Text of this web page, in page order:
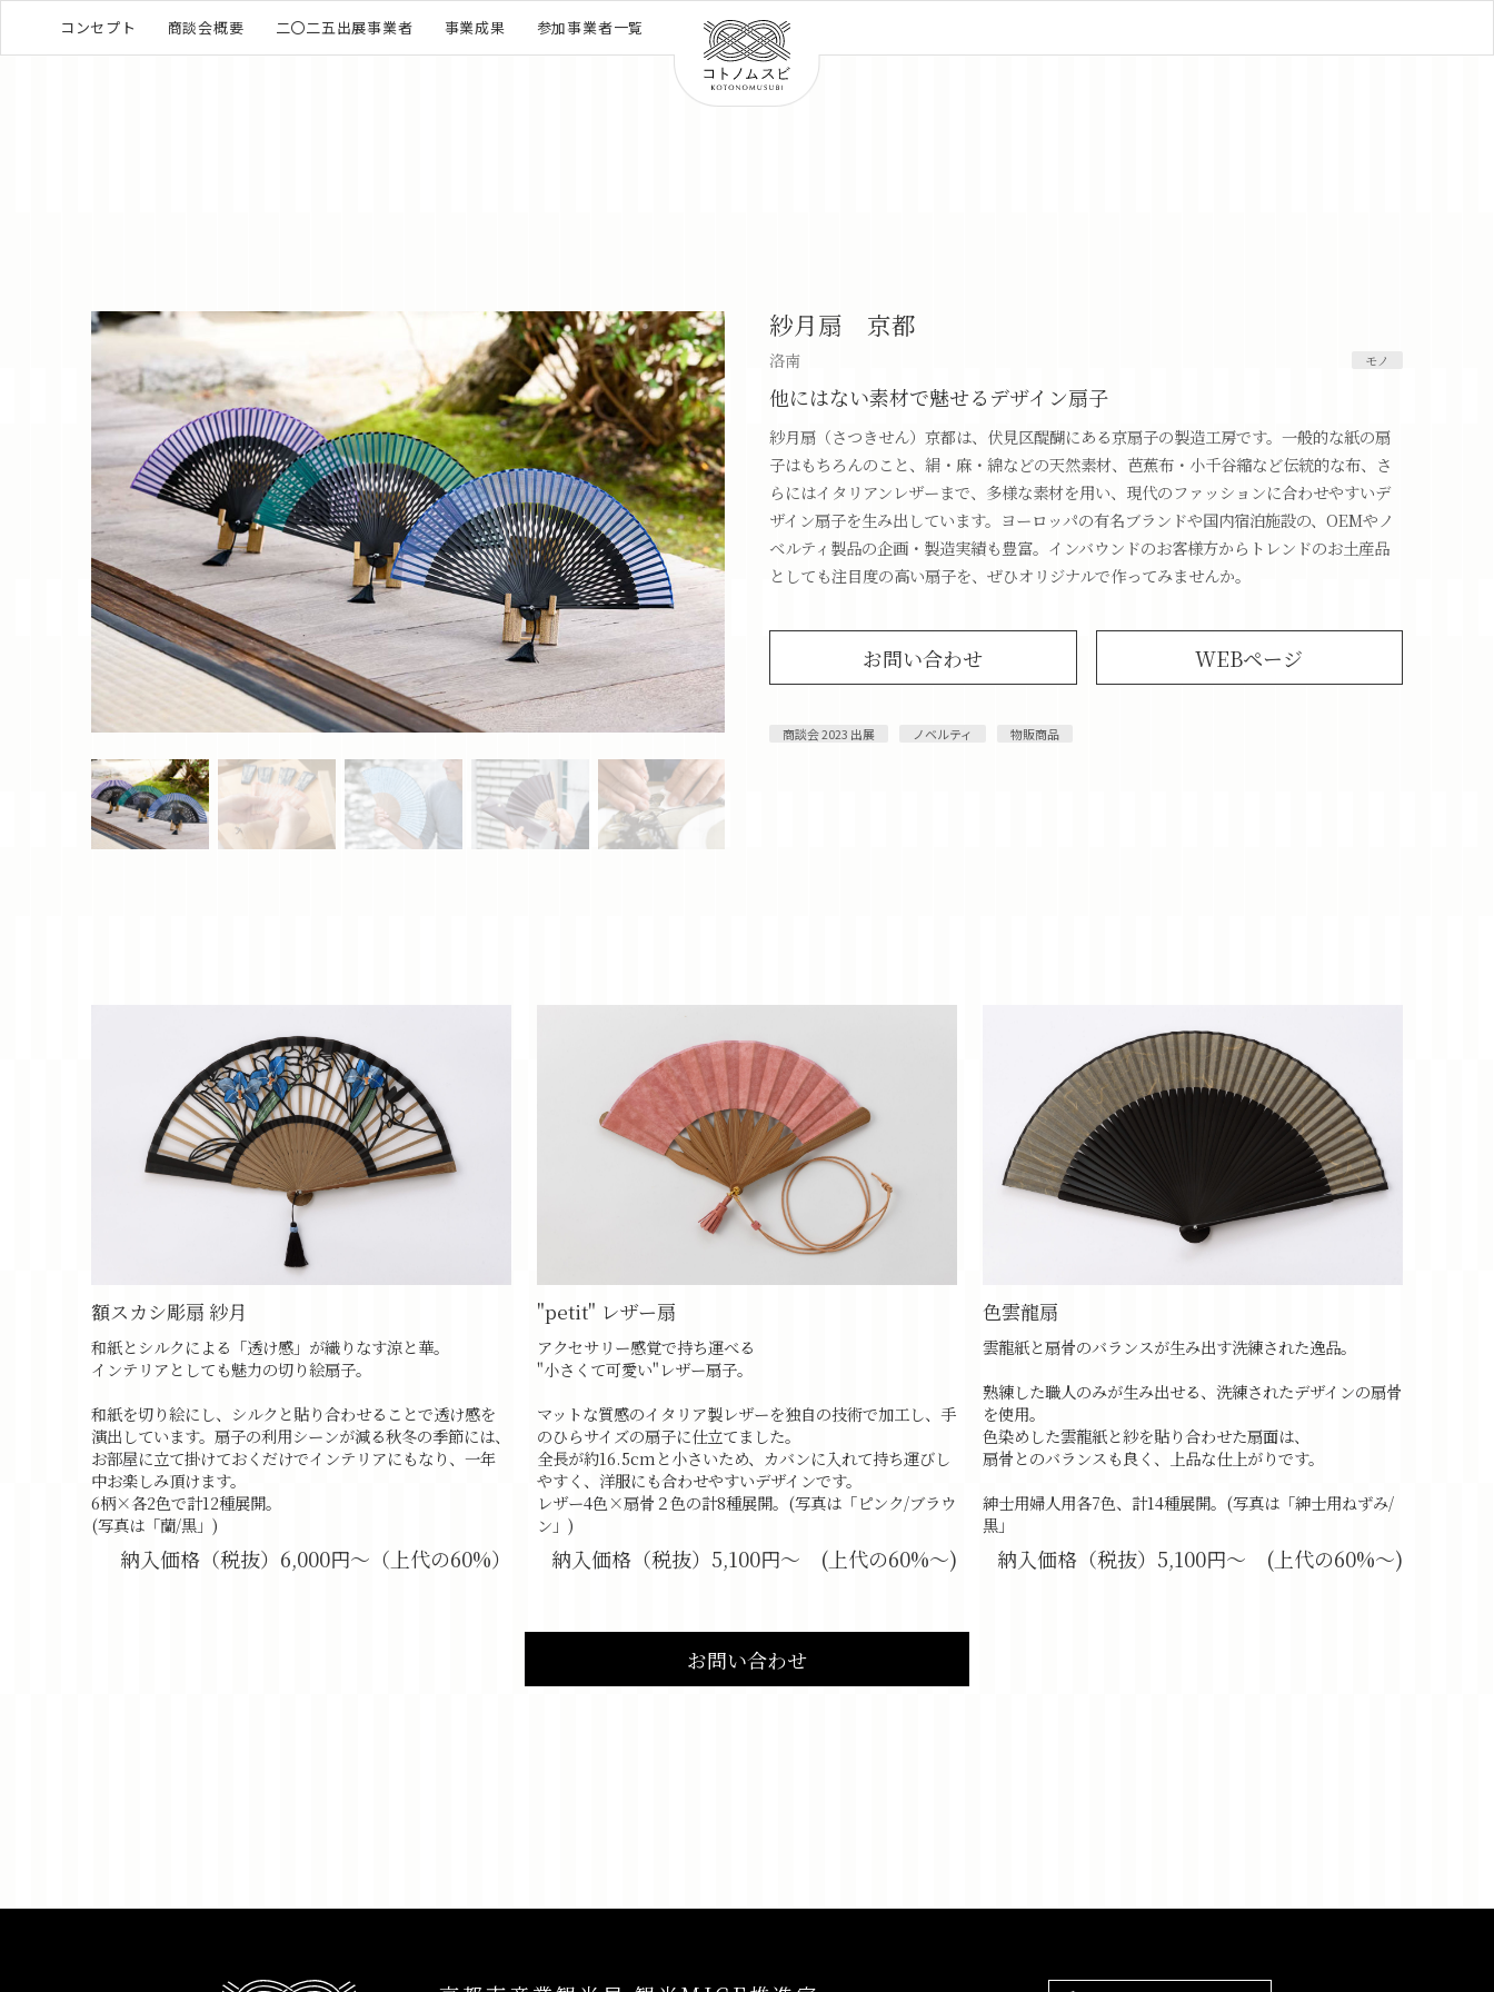
コンセプト 商談会概要 二〇二五出展事業者 事業成果 参加事業者一覧
紗月扇 京都
洛南 モノ
他にはない素材で魅せるデザイン扇子
紗月扇（さつきせん）京都は、伏見区醍醐にある京扇子の製造工房です。一般的な紙の扇
子はもちろんのこと、絹・麻・綿などの天然素材、芭蕉布・小千谷縮など伝統的な布、さ
らにはイタリアンレザーまで、多様な素材を用い、現代のファッションに合わせやすいデ
ザイン扇子を生み出しています。ヨーロッパの有名ブランドや国内宿泊施設の、OEMやノ
ベルティ製品の企画・製造実績も豊富。インバウンドのお客様方からトレンドのお土産品
としても注目度の高い扇子を、ぜひオリジナルで作ってみませんか。
お問い合わせ WEBページ
商談会 2023 出展 ノベルティ 物販商品
額スカシ彫扇 紗月
和紙とシルクによる「透け感」が織りなす涼と華。
インテリアとしても魅力の切り絵扇子。
和紙を切り絵にし、シルクと貼り合わせることで透け感を
演出しています。扇子の利用シーンが減る秋冬の季節には、
お部屋に立て掛けておくだけでインテリアにもなり、一年
中お楽しみ頂けます。
6柄×各2色で計12種展開。
(写真は「蘭/黒」)
納入価格（税抜）6,000円～（上代の60%）
"petit" レザー扇
アクセサリー感覚で持ち運べる
"小さくて可愛い"レザー扇子。
マットな質感のイタリア製レザーを独自の技術で加工し、手
のひらサイズの扇子に仕立てました。
全長が約16.5cmと小さいため、カバンに入れて持ち運びし
やすく、洋服にも合わせやすいデザインです。
レザー4色×扇骨２色の計8種展開。(写真は「ピンク/ブラウ
ン」)
納入価格（税抜）5,100円〜 (上代の60%〜)
色雲龍扇
雲龍紙と扇骨のバランスが生み出す洗練された逸品。
熟練した職人のみが生み出せる、洗練されたデザインの扇骨
を使用。
色染めした雲龍紙と紗を貼り合わせた扇面は、
扇骨とのバランスも良く、上品な仕上がりです。
紳士用婦人用各7色、計14種展開。(写真は「紳士用ねずみ/
黒」
納入価格（税抜）5,100円〜 (上代の60%〜)
お問い合わせ